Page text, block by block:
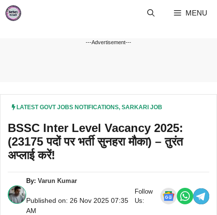
Skip
MENU
---Advertisement---
LATEST GOVT JOBS NOTIFICATIONS, SARKARI JOB
BSSC Inter Level Vacancy 2025:
(23175 पदों पर भर्ती सुनहरा मौका) – तुरंत
अप्लाई करें!
By:Varun Kumar
Published on: 26 Nov 2025 07:35
AM
Follow
Us: